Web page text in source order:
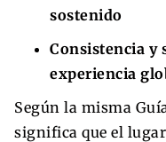
sostenido
Consistencia y
experiencia
Según la misma
significa que el